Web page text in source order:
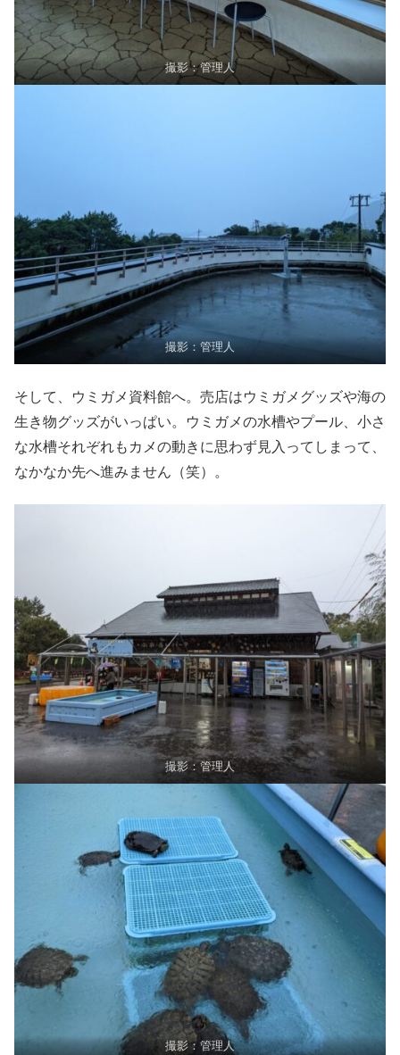
撮影：管理人
撮影：管理人
そして、ウミガメ資料館へ。売店はウミガメグッズや海の
生き物グッズがいっぱい。ウミガメの水槽やプール、小さ
な水槽それぞれもカメの動きに思わず見入ってしまって、
なかなか先へ進みません（笑）。
撮影：管理人
撮影：管理人